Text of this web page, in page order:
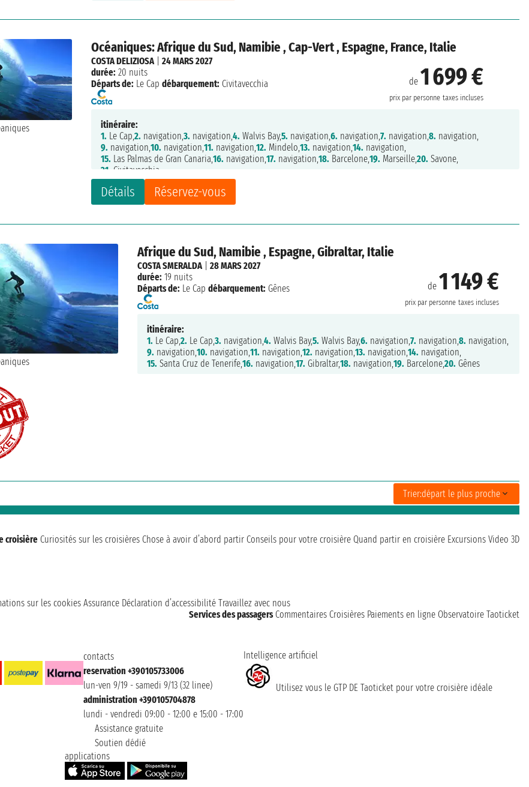
Océaniques: Afrique du Sud, Namibie , Cap-Vert , Espagne, France, Italie
de 1 699 €
prix par personne taxes incluses
Détails Réservez-vous
COSTA DELIZIOSA|24 MARS 2027
durée: 20 nuits
Départs de: Le Cap débarquement: Civitavecchia
itinéraire:
1. Le Cap,2. navigation,3. navigation,4. Walvis Bay,5. navigation,6. navigation,7. navigation,8. navigation,
9. navigation,10. navigation,11. navigation,12. Mindelo,13. navigation,14. navigation,
15. Las Palmas de Gran Canaria,16. navigation,17. navigation,18. Barcelone,19. Marseille,20. Savone,
21. Civitavecchia
Afrique du Sud, Namibie , Espagne, Gibraltar, Italie
de 1 149 €
prix par personne taxes incluses
COSTA SMERALDA| 28 MARS 2027
durée: 19 nuits
Départs de: Le Cap débarquement: Gênes
itinéraire:
1. Le Cap,2. Le Cap,3. navigation,4. Walvis Bay,5. Walvis Bay,6. navigation,7. navigation,8. navigation,
9. navigation,10. navigation,11. navigation,12. navigation,13. navigation,14. navigation,
15. Santa Cruz de Tenerife,16. navigation,17. Gibraltar,18. navigation,19. Barcelone,20. Gênes
Trier:départ le plus proche
croisière Curiosités sur les croisières Chose à avoir d’abord partir Conseils pour votre croisière Quand partir en croisière Excursions Video 3D
sur les cookies Assurance Déclaration d’accessibilité Travaillez avec nous
Services des passagers Commentaires Croisières Paiements en ligne Observatoire Taoticket
contacts
reservation +390105733006
lun-ven 9/19 - samedi 9/13 (32 linee)
administration +390105704878
lundi - vendredi 09:00 - 12:00 e 15:00 - 17:00
Assistance gratuite
Soutien dédié
Intelligence artificiel
Utilisez vous le GTP DE Taoticket pour votre croisière idéale
applications